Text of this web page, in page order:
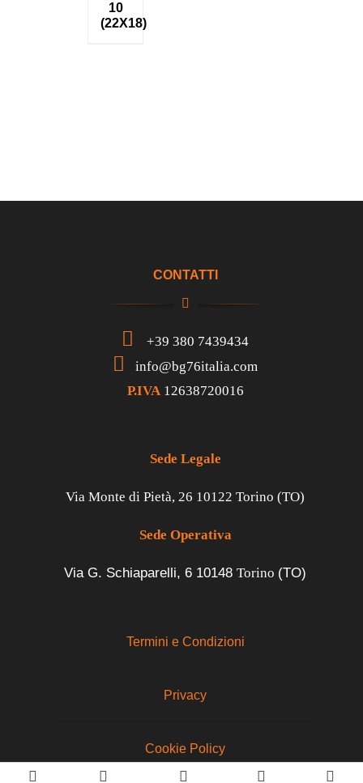
10
(22X18)
CONTATTI
+39 380 7439434
info@bg76italia.com
P.IVA 12638720016
Sede Legale
Via Monte di Pietà, 26 10122 Torino (TO)
Sede Operativa
Via G. Schiaparelli, 6 10148 Torino (TO)
Termini e Condizioni
Privacy
Cookie Policy